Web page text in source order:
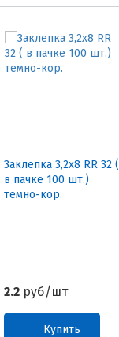
Заклепка 3,2х8 RR 32 (
в пачке 100 шт.)
темно-кор.
2.2 руб/шт
Купить